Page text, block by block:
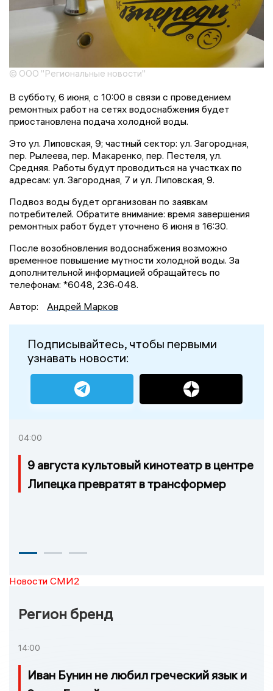
© ООО "Региональные новости"
В субботу, 6 июня, с 10:00 в связи с проведением
ремонтных работ на сетях водоснабжения будет
приостановлена подача холодной воды.
Это ул. Липовская, 9; частный сектор: ул. Загородная,
пер. Рылеева, пер. Макаренко, пер. Пестеля, ул.
Средняя. Работы будут проводиться на участках по
адресам: ул. Загородная, 7 и ул. Липовская, 9.
Подвоз воды будет организован по заявкам
потребителей. Обратите внимание: время завершения
ремонтных работ будет уточнено 6 июня в 16:30.
После возобновления водоснабжения возможно
временное повышение мутности холодной воды. За
дополнительной информацией обращайтесь по
телефонам: *6048, 236‑048.
Автор:
Андрей Марков
Подписывайтесь, чтобы первыми
узнавать новости:
04:00
9 августа культовый кинотеатр в центре
Липецка превратят в трансформер
Новости СМИ2
Регион бренд
14:00
Иван Бунин не любил греческий язык и